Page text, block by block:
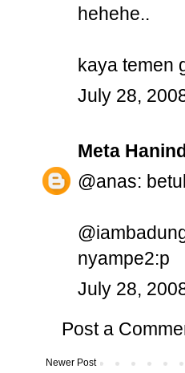
hehehe..
kaya temen
July 28,
Meta
@anas:
nyampe2:p
July 28,
Post a
Newer Post